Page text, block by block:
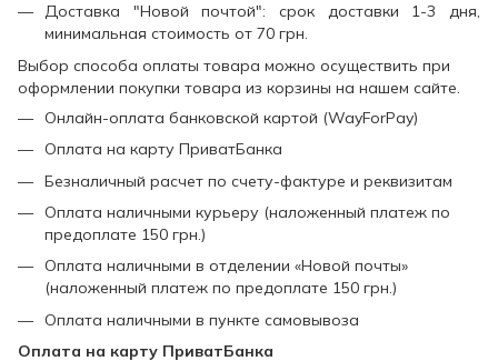
Доставка "Новой почтой": срок доставки 1-3 дня,
минимальная стоимость от 70 грн.
Выбор способа оплаты товара можно осуществить при
оформлении покупки товара из корзины на нашем сайте.
Онлайн-оплата банковской картой (WayForPay)
Оплата на карту ПриватБанка
Безналичный расчет по счету-фактуре и реквизитам
Оплата наличными курьеру (наложенный платеж по
предоплате 150 грн.)
Оплата наличными в отделении «Новой почты»
(наложенный платеж по предоплате 150 грн.)
Оплата наличными в пункте самовывоза
Оплата на карту ПриватБанка